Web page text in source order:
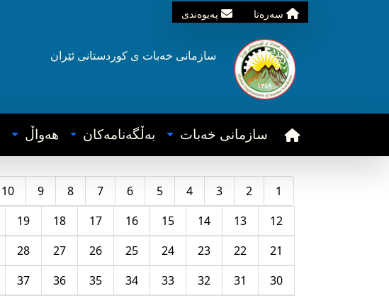
سه‌ره‌تا په‌یوه‌ندی
سازمانی خه‌بات ی کوردستانی ئێران
سازمانی خه‌بات به‌ڵگه‌نامه‌کان هه‌واڵ
1
2
3
4
5
6
7
8
9
10
12
13
14
15
16
17
18
19
21
22
23
24
25
26
27
28
30
31
32
33
34
35
36
37